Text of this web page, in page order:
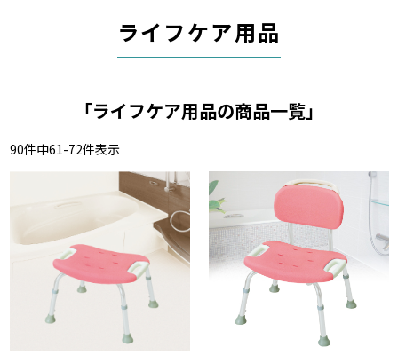
ライフケア用品
「ライフケア用品の商品一覧」
90件中61-72件表示